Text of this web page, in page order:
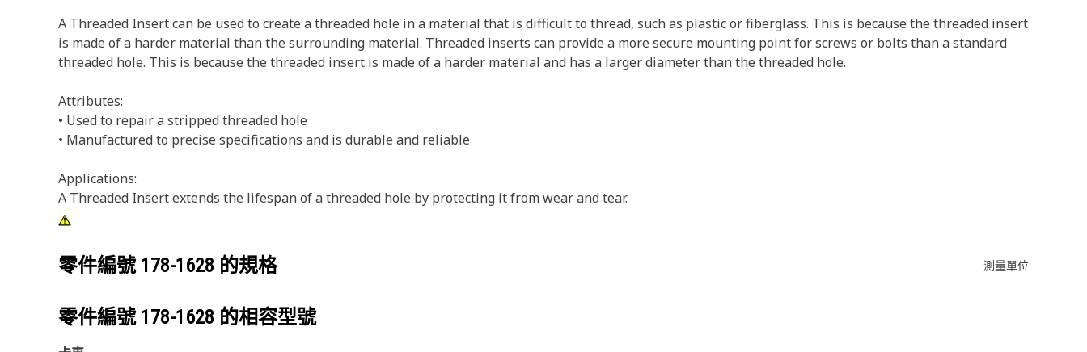
A Threaded Insert can be used to create a threaded hole in a material that is difficult to thread, such as plastic or fiberglass. This is because the threaded insert
is made of a harder material than the surrounding material. Threaded inserts can provide a more secure mounting point for screws or bolts than a standard
threaded hole. This is because the threaded insert is made of a harder material and has a larger diameter than the threaded hole.
Attributes:
• Used to repair a stripped threaded hole
• Manufactured to precise specifications and is durable and reliable
Applications:
A Threaded Insert extends the lifespan of a threaded hole by protecting it from wear and tear.
零件編號 178-1628 的規格 測量單位
零件編號 178-1628 的相容型號